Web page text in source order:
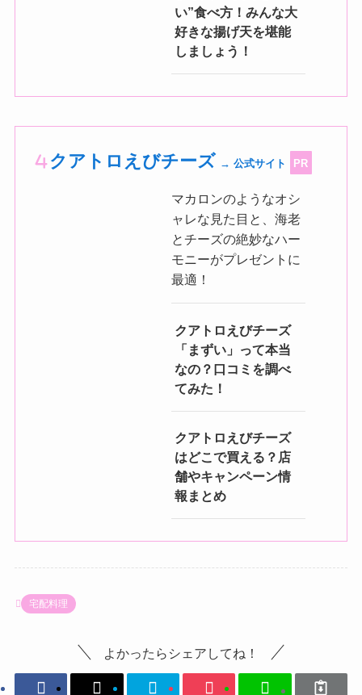
い”食べ方！みんな大
好きな揚げ天を堪能
しましょう！
クアトロえびチーズ → 公式サイト PR
マカロンのようなオシ
ャレな見た目と、海老
とチーズの絶妙なハー
モニーがプレゼントに
最適！
クアトロえびチーズ
「まずい」って本当
なの？口コミを調べ
てみた！
クアトロえびチーズ
はどこで買える？店
舗やキャンペーン情
報まとめ
宅配料理
よかったらシェアしてね！